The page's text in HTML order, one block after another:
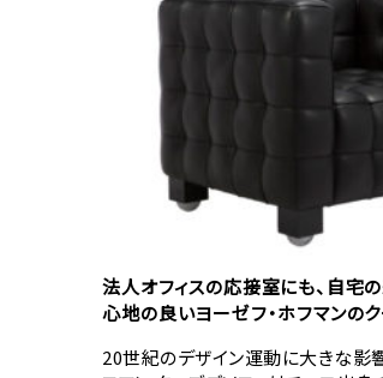
法人オフィスの応接室にも、自宅
心地の良いヨーゼフ・ホフマンの
20世紀のデザイン運動に大きな影